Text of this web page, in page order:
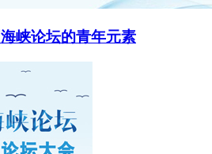
海峡论坛的青年元素